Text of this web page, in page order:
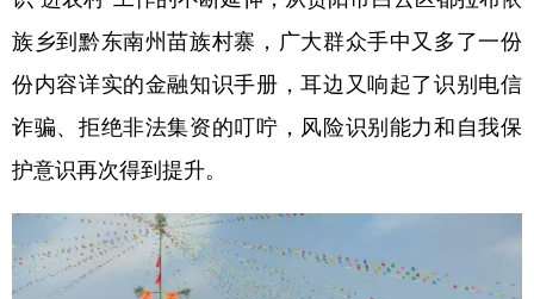
族乡到黔东南州苗族村寨，广大群众手中又多了一份
份内容详实的金融知识手册，耳边又响起了识别电信
诈骗、拒绝非法集资的叮咛，风险识别能力和自我保
护意识再次得到提升。